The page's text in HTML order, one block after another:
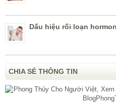
Dấu hiệu rối loạn
CHIA SẺ THÔNG TIN